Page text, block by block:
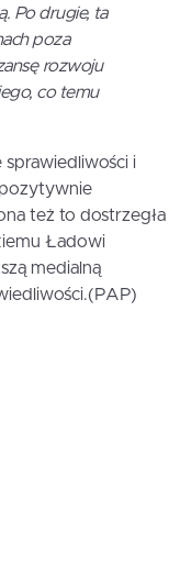
Po drugie, ta
poza
rozwoju
co temu
sprawiedliwości i
też to dostrzegła
Ładowi
medialną